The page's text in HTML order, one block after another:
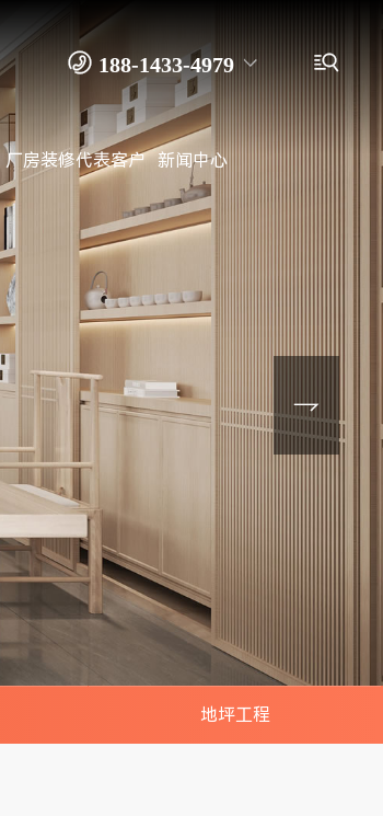

司 办公室装修 写字楼装修
工厂装修
 188-1433-4979
138-2916-9915 余先生
0769－8262 4989
厂房装修代表客户 新闻中心

地坪工程